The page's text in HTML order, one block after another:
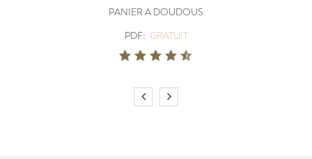
PANIER A DOUDOUS
PDF: GRATUIT